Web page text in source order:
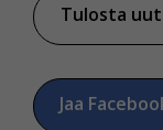
Tulosta
Jaa